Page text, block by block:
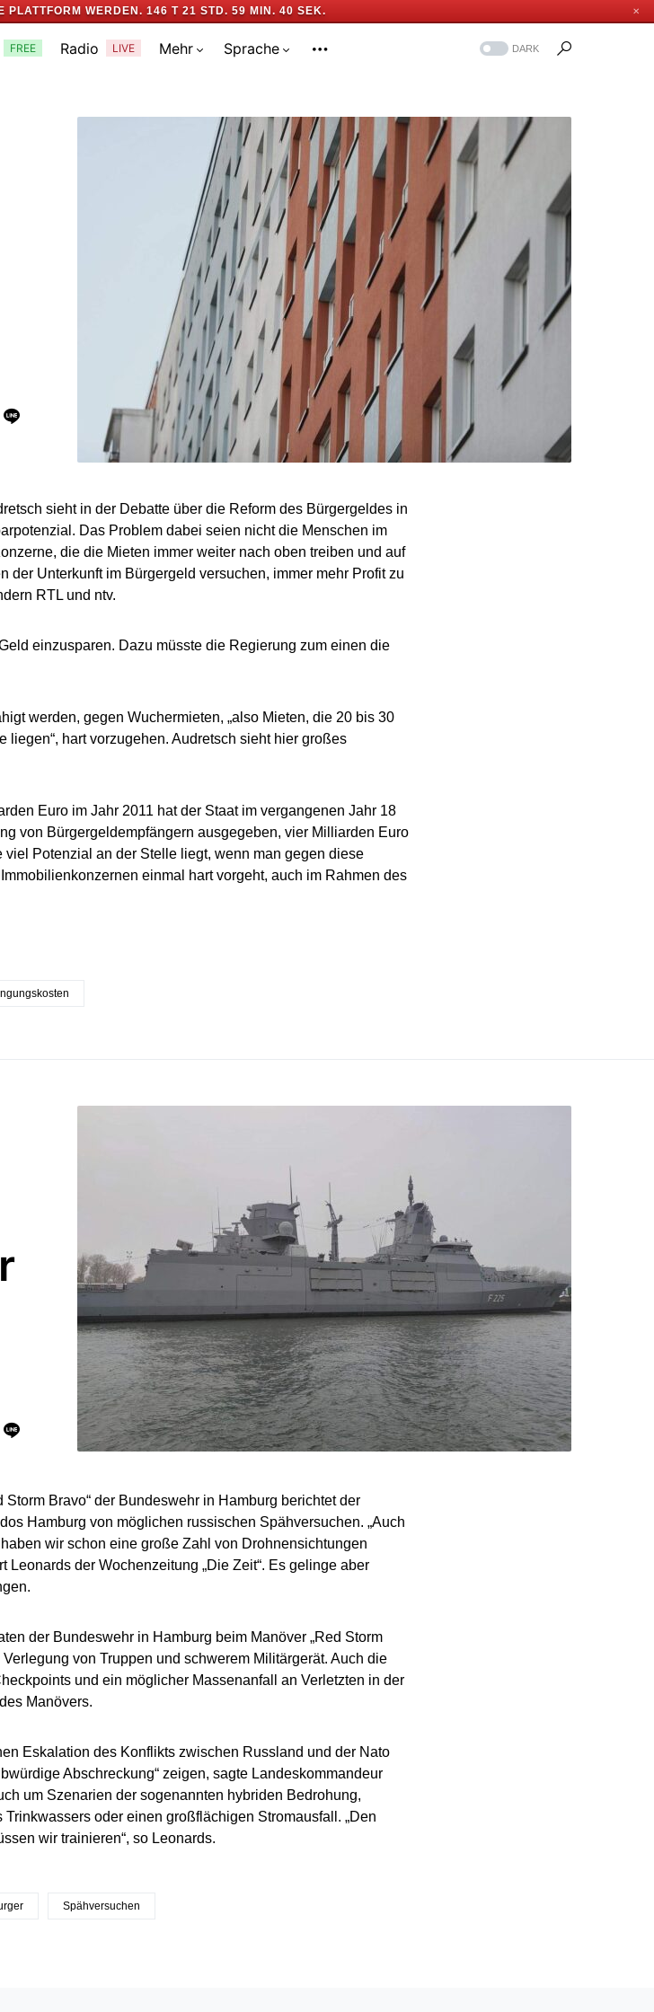
PLATTFORM WERDEN. 146 T 21 STD. 59 MIN. 39 SEK. ✕
FREE Radio LIVE Mehr Sprache DARK
sieht in der Debatte über die Reform des Bürgergeldes in
Das Problem dabei seien nicht die Menschen im
die die Mieten immer weiter nach oben treiben und auf
der Unterkunft im Bürgergeld versuchen, immer mehr Profit zu
RTL und ntv.
einzusparen. Dazu müsste die Regierung zum einen die
werden, gegen Wuchermieten, „also Mieten, die 20 bis 30
liegen“, hart vorzugehen. Audretsch sieht hier großes
Euro im Jahr 2011 hat der Staat im vergangenen Jahr 18
von Bürgergeldempfängern ausgegeben, vier Milliarden Euro
viel Potenzial an der Stelle liegt, wenn man gegen diese
einmal hart vorgeht, auch im Rahmen des
Storm Bravo“ der Bundeswehr in Hamburg berichtet der
Hamburg von möglichen russischen Spähversuchen. „Auch
wir schon eine große Zahl von Drohnensichtungen
Leonards der Wochenzeitung „Die Zeit“. Es gelinge aber
der Bundeswehr in Hamburg beim Manöver „Red Storm
von Truppen und schwerem Militärgerät. Auch die
und ein möglicher Massenanfall an Verletzten in der
Manövers.
Eskalation des Konflikts zwischen Russland und der Nato
Abschreckung“ zeigen, sagte Landeskommandeur
um Szenarien der sogenannten hybriden Bedrohung,
oder einen großflächigen Stromausfall. „Den
wir trainieren“, so Leonards.
Spähversuchen